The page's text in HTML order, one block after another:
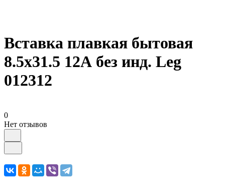
Вставка плавкая бытовая
8.5х31.5 12А без инд. Leg
012312
0
Нет отзывов